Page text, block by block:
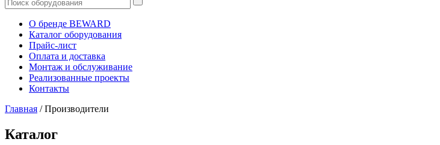
О бренде BEWARD
Каталог оборудования
Прайс-лист
Оплата и доставка
Монтаж и обслуживание
Реализованные проекты
Контакты
Главная /Производители
Каталог